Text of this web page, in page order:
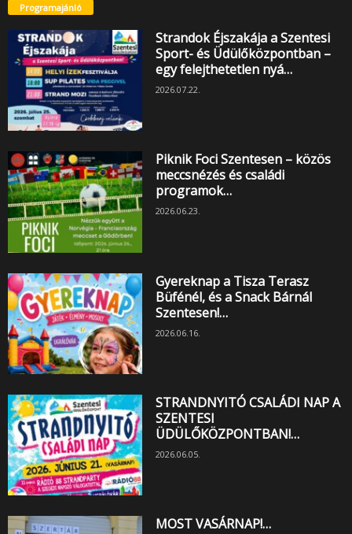
Programajánló
Strandok Éjszakája a Szentesi
Sport- és Üdülőközpontban –
egy felejthetetlen nyá…
2026.07.22.
Piknik Foci Szentesen – közös
meccsnézés és családi
programok…
2026.06.23.
Gyereknap a Tisza Terasz
Büfénél, és a Snack Bárnál
Szentesen!…
2026.06.16.
STRANDNYITÓ CSALÁDI NAP A
SZENTESI
ÜDÜLŐKÖZPONTBAN!…
2026.06.05.
MOST VASÁRNAP!…